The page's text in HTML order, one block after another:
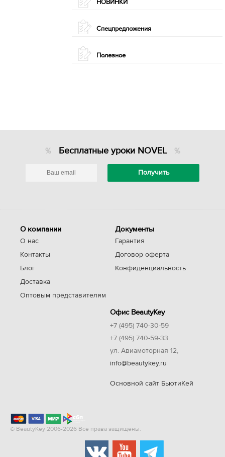
НОВИНКИ
Спецпредложения
Полезное
Бесплатные уроки NOVEL
О компании
О нас
Контакты
Блог
Доставка
Оптовым представителям
Документы
Гарантия
Договор оферта
Конфиденциальность
Офис BeautyKey
+7 (495) 740-30-59
+7 (495) 740-59-33
ул. Авиамоторная 12,
info@beautykey.ru
Основной сайт БьютиКей
© BeautyKey 2006-2026 Все права защищены.